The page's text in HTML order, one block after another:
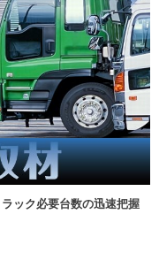
ック必要台数の迅速把握